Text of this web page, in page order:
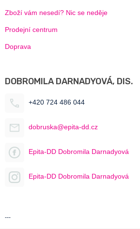
Zboží vám nesedí? Nic se neděje
Prodejní centrum
Doprava
DOBROMILA DARNADYOVÁ, DIS.
+420 724 486 044
dobruska@epita-dd.cz
Epita-DD Dobromila Darnadyová
Epita-DD Dobromila Darnadyová
---